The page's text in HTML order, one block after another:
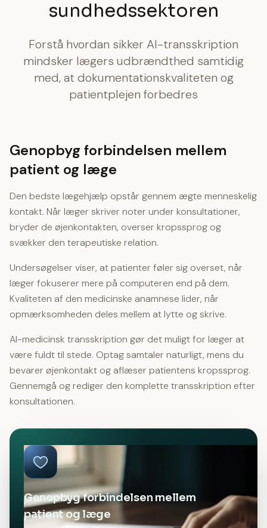
sundhedssektoren
Forstå hvordan sikker AI-transskription
mindsker lægers udbrændthed samtidig
med, at dokumentationskvaliteten og
patientplejen forbedres
Genopbyg forbindelsen mellem
patient og læge
Den bedste lægehjælp opstår gennem ægte menneskelig
kontakt. Når læger skriver noter under konsultationer,
bryder de øjenkontakten, overser kropssprog og
svækker den terapeutiske relation.
Undersøgelser viser, at patienter føler sig overset, når
læger fokuserer mere på computeren end på dem.
Kvaliteten af den medicinske anamnese lider, når
opmærksomheden deles mellem at lytte og skrive.
AI-medicinsk transskription gør det muligt for læger at
være fuldt til stede. Optag samtaler naturligt, mens du
bevarer øjenkontakt og aflæser patientens kropssprog.
Gennemgå og rediger den komplette transskription efter
konsultationen.
Genopbyg forbindelsen mellem
patient og læge